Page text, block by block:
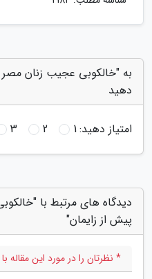
به "خالکوبی عجیب زنان مصر
دهید
امتیاز دهید:1
2
3
دیدگاه های مرتبط با
پیش از زایمان"
* نظرتان را در مورد این مقاله